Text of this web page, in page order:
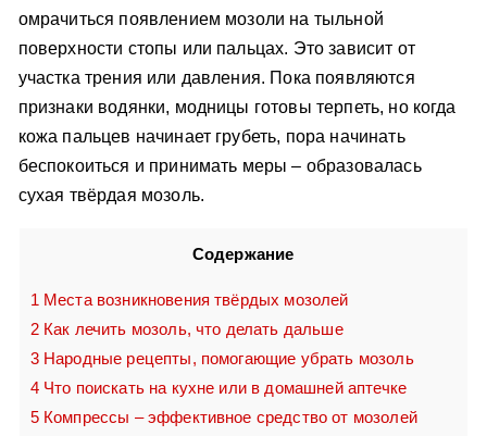
омрачиться появлением мозоли на тыльной
поверхности стопы или пальцах. Это зависит от
участка трения или давления. Пока появляются
признаки водянки, модницы готовы терпеть, но когда
кожа пальцев начинает грубеть, пора начинать
беспокоиться и принимать меры – образовалась
сухая твёрдая мозоль.
Содержание
1 Места возникновения твёрдых мозолей
2Как лечить мозоль, что делать дальше
3Народные рецепты, помогающие убрать мозоль
4Что поискать на кухне или в домашней аптечке
5Компрессы – эффективное средство от мозолей